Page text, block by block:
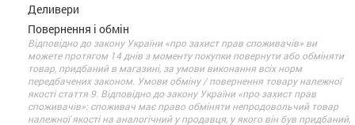
Деливери
Повернення і обмін
Відповідно до закону України «про захист прав споживачів» ви
можете протягом 14 днів з моменту покупки повернути або обміняти
товар, придбаний в магазині, за умови виконання всіх норм
передбачених законом. Умови обміну / повернення товару належної
якості стаття 9. Відповідно до закону України «про захист прав
споживачів»: споживач має право обміняти непродовольчий товар
належної якості на аналогічний у продавця, у якого він був придбаний,